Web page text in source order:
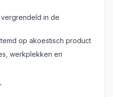
in de
op akoestisch product
werkplekken en